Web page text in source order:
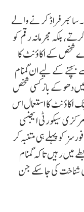
سائبر فراڈ کرنے والے
بلکہ مجرمانہ رقم کو
شخص کے اکاؤنٹ کا
کے لیے ان گمنام
میں دھوکے باز کسی شخص
اکاؤنٹ کا استعمال اس
سیکورٹی ایجنسی
کو پہلے ہی متنبہ کر
میں رہیں تاکہ گمنام
شناخت کی جا سکے جن